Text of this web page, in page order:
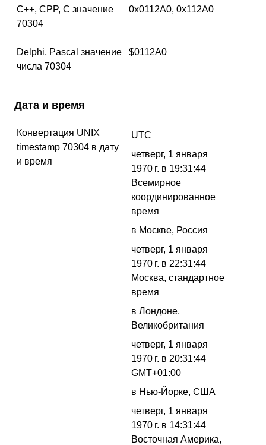
C++, CPP, C значение
70304
0x0112A0, 0x112A0
Delphi, Pascal значение
числа 70304
$0112A0
Дата и время
Конвертация UNIX
timestamp 70304 в дату
и время
UTC
четверг, 1 января
1970 г. в 19:31:44
Всемирное
координированное
время
в Москве, Россия
четверг, 1 января
1970 г. в 22:31:44
Москва, стандартное
время
в Лондоне,
Великобритания
четверг, 1 января
1970 г. в 20:31:44
GMT+01:00
в Нью-Йорке, США
четверг, 1 января
1970 г. в 14:31:44
Восточная Америка,